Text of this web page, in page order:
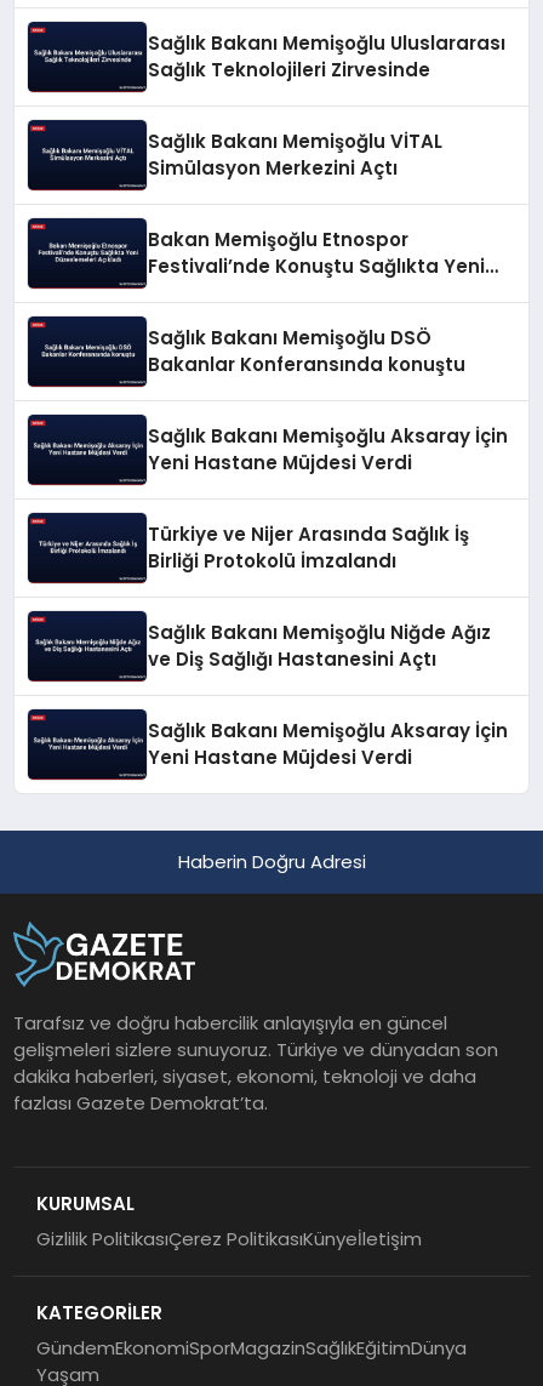
Sağlık Bakanı Memişoğlu Uluslararası
Sağlık Teknolojileri Zirvesinde
Sağlık Bakanı Memişoğlu VİTAL
Simülasyon Merkezini Açtı
Bakan Memişoğlu Etnospor
Festivali’nde Konuştu Sağlıkta Yeni
Sağlık Bakanı Memişoğlu DSÖ
Bakanlar Konferansında konuştu
Sağlık Bakanı Memişoğlu Aksaray İçin
Yeni Hastane Müjdesi Verdi
Türkiye ve Nijer Arasında Sağlık İş
Birliği Protokolü İmzalandı
Sağlık Bakanı Memişoğlu Niğde Ağız
ve Diş Sağlığı Hastanesini Açtı
Sağlık Bakanı Memişoğlu Aksaray İçin
Yeni Hastane Müjdesi Verdi
Haberin Doğru Adresi
Tarafsız ve doğru habercilik anlayışıyla en güncel
gelişmeleri sizlere sunuyoruz. Türkiye ve dünyadan son
dakika haberleri, siyaset, ekonomi, teknoloji ve daha
fazlası Gazete Demokrat’ta.
KURUMSAL
Gizlilik PolitikasıÇerez PolitikasıKünyeİletişim
KATEGORİLER
GündemEkonomiSporMagazinSağlıkEğitimDünya
Yaşam